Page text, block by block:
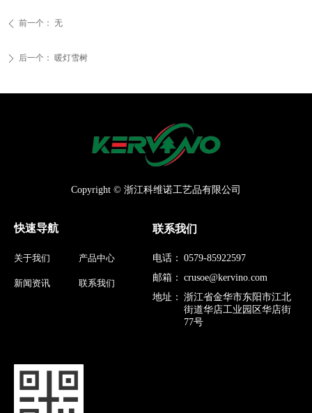
ꄴ 前一个： 无
ꄲ 后一个： 暖灯雪树
Copyright © 浙江科维诺工艺品有限公司
快速导航
关于我们
新闻资讯
产品中心
联系我们
联系我们
电话： 0579-85922597
邮箱： crusoe@kervino.com
地址： 浙江省金华市东阳市江北
街道华店工业园区华店街
77号